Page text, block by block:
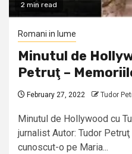
2 min read
Romani in lume
Minutul de
Petruţ –
February 27, 2022 Tudor
Minutul de Hollywood cu
jurnalist Autor: Tudor
cunoscut-o pe Maria...